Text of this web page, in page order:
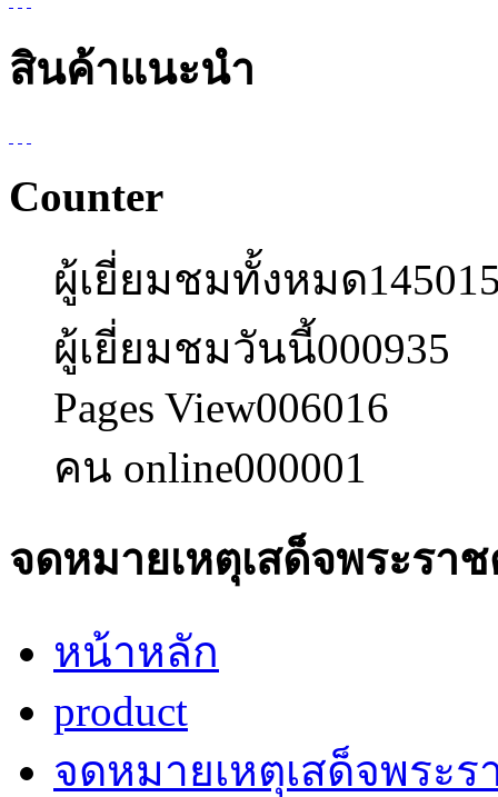
สินค้าแนะนำ
Counter
ผู้เยี่ยมชมทั้งหมด
ผู้เยี่ยมชมวันนี้000935
Pages View006016
คน online000001
จดหมายเหตุเสด็จพระรา
หน้าหลัก
product
จดหมายเหตุเสด็จพระ